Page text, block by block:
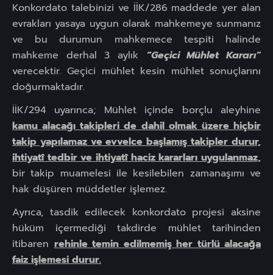
Konkordato talebinizi ve İİK/286 maddede yer alan
evrakları yasaya uygun olarak mahkemeye sunmanız
ve bu durumun mahkemece tespiti halinde
mahkeme derhal 3 aylık “Geçici Mühlet Kararı”
verecektir. Geçici mühlet kesin mühlet sonuçlarını
doğurmaktadır.
İİK/294 uyarınca; Mühlet içinde borçlu aleyhine
kamu alacağı takipleri de dahil olmak üzere hiçbir
takip yapılamaz ve evvelce başlamış takipler durur,
ihtiyatî tedbir ve ihtiyatî haciz kararları uygulanmaz,
bir takip muamelesi ile kesilebilen zamanaşımı ve
hak düşüren müddetler işlemez.
Ayrıca, tasdik edilecek konkordato projesi aksine
hüküm içermediği takdirde mühlet tarihinden
itibarenrehinle temin edilmemiş her türlü alacağa
faiz işlemesi durur.